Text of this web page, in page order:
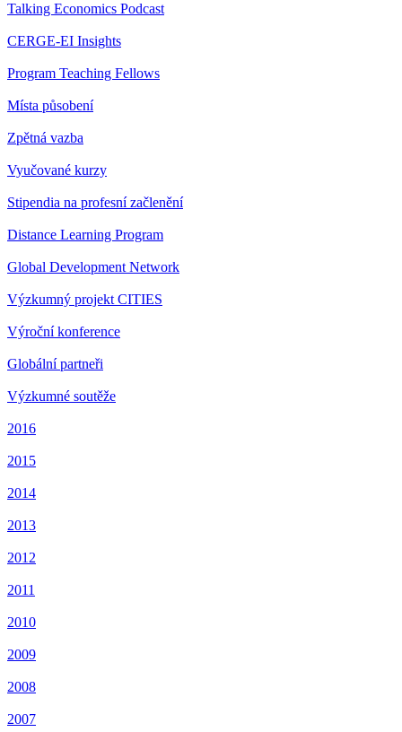
Talking Economics Podcast
CERGE-EI Insights
Program Teaching Fellows
Místa působení
Zpětná vazba
Vyučované kurzy
Stipendia na profesní začlenění
Distance Learning Program
Global Development Network
Výzkumný projekt CITIES
Výroční konference
Globální partneři
Výzkumné soutěže
2016
2015
2014
2013
2012
2011
2010
2009
2008
2007